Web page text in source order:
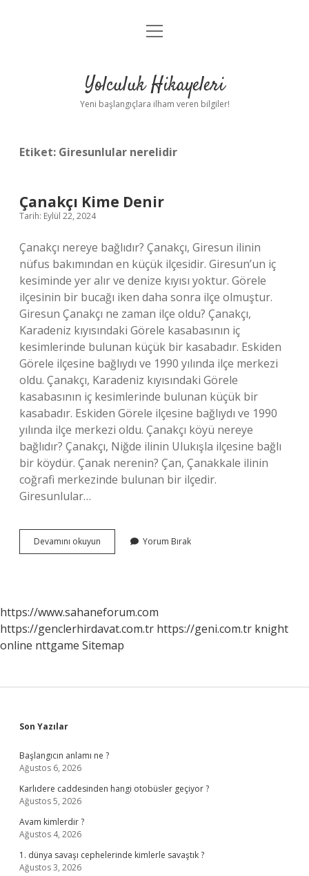
Anasayfa
Yasal Uyarı
menüyü
Yolculuk Hikayeleri
Yeni başlangıçlara ilham veren bilgiler!
Etiket: Giresunlular nerelidir
Çanakçı Kime Denir
Tarih: Eylül 22, 2024
Çanakçı nereye bağlıdır? Çanakçı, Giresun ilinin
nüfus bakımından en küçük ilçesidir. Giresun’un iç
kesiminde yer alır ve denize kıyısı yoktur. Görele
ilçesinin bir bucağı iken daha sonra ilçe olmuştur.
Giresun Çanakçı ne zaman ilçe oldu? Çanakçı,
Karadeniz kıyısındaki Görele kasabasının iç
kesimlerinde bulunan küçük bir kasabadır. Eskiden
Görele ilçesine bağlıydı ve 1990 yılında ilçe merkezi
oldu. Çanakçı, Karadeniz kıyısındaki Görele
kasabasının iç kesimlerinde bulunan küçük bir
kasabadır. Eskiden Görele ilçesine bağlıydı ve 1990
yılında ilçe merkezi oldu. Çanakçı köyü nereye
bağlıdır? Çanakçı, Niğde ilinin Ulukışla ilçesine bağlı
bir köydür. Çanak nerenin? Çan, Çanakkale ilinin
coğrafi merkezinde bulunan bir ilçedir.
Giresunlular…
Devamını okuyun
Kime
Yorum Bırak
https://www.sahaneforum.com
https://genclerhirdavat.com.tr https://geni.com.tr knight
online nttgame Sitemap
Sidebar
Son Yazılar
Başlangıcın anlamı ne ?
Ağustos 6, 2026
Karlıdere caddesinden hangi otobüsler geçiyor ?
Ağustos 5, 2026
Avam kimlerdir ?
Ağustos 4, 2026
1. dünya savaşı cephelerinde kimlerle savaştık ?
Ağustos 3, 2026